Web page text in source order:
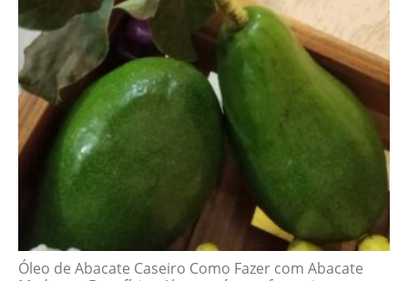
Óleo de Abacate Caseiro Como Fazer com Abacate